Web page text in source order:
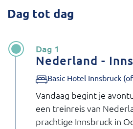
Dag tot dag
Dag 1
Nederland -
Basic Hotel Innsbruck
Vandaag begint je
een treinreis van
prachtige Innsbruck in